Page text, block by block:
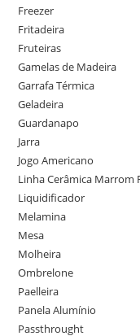
Freezer
Fritadeira
Fruteiras
Gamelas de Madeira
Garrafa Térmica
Geladeira
Guardanapo
Jarra
Jogo Americano
Linha Cerâmica Marrom
Liquidificador
Melamina
Mesa
Molheira
Ombrelone
Paelleira
Panela Alumínio
Passthrought